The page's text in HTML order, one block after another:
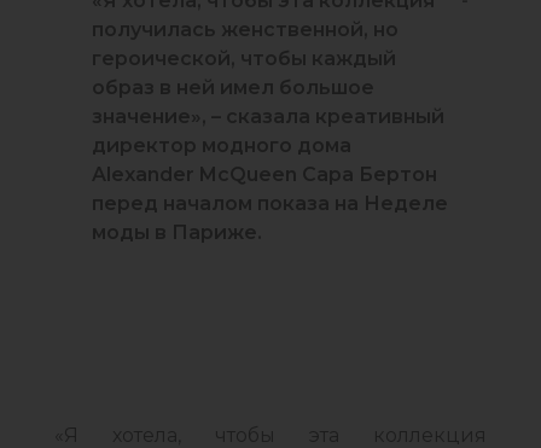
получилась женственной, но
героической, чтобы каждый
образ в ней имел большое
значение», – сказала креативный
директор модного дома
Alexander McQueen Сара Бертон
перед началом показа на Неделе
моды в Париже.
«Я хотела, чтобы эта коллекция